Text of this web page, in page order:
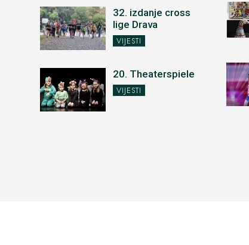
32. izdanje cross
lige Drava
VIJESTI
20. Theaterspiele
VIJESTI